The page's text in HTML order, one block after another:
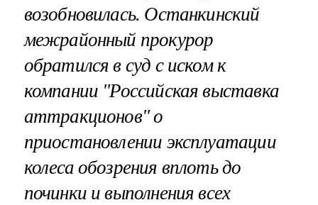
возобновилась. Останкинский
межрайонный прокурор
обратился в суд с иском к
компании "Российская выставка
аттракционов" о
приостановлении эксплуатации
колеса обозрения вплоть до
починки и выполнения всех